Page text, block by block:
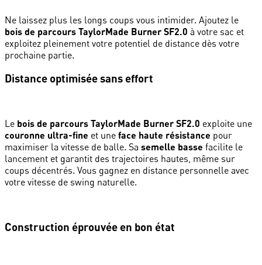
Ne laissez plus les longs coups vous intimider. Ajoutez le
bois de parcours TaylorMade Burner SF2.0 à votre sac et
exploitez pleinement votre potentiel de distance dès votre
prochaine partie.
Distance optimisée sans effort
Le bois de parcours TaylorMade Burner SF2.0 exploite une
couronne ultra-fine et une face haute résistance pour
maximiser la vitesse de balle. Sa semelle basse facilite le
lancement et garantit des trajectoires hautes, même sur
coups décentrés. Vous gagnez en distance personnelle avec
votre vitesse de swing naturelle.
Construction éprouvée en bon état